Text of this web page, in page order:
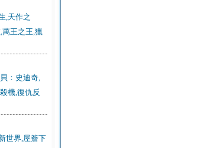
,天作之
萬王之王,獵
：史迪奇,
機,復仇反
世界,屋簷下